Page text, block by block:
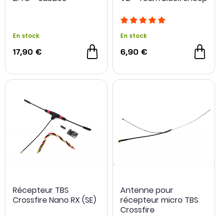
En stock
17,90 €
En stock
6,90 €
Récepteur TBS
Crossfire Nano RX (SE)
Antenne pour
récepteur micro TBS
Crossfire